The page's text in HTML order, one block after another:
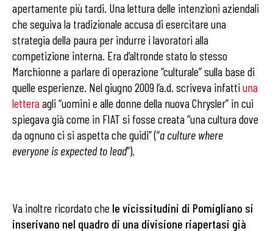
apertamente più tardi. Una lettura delle intenzioni aziendali
che seguiva la tradizionale accusa di esercitare una
strategia della paura per indurre i lavoratori alla
competizione interna. Era d’altronde stato lo stesso
Marchionne a parlare di operazione “culturale” sulla base di
quelle esperienze. Nel giugno 2009 l’a.d. scriveva infattiuna
letteraagli “uomini e alle donne della nuova Chrysler” in cui
spiegava già come in FIAT si fosse creata “una cultura dove
da ognuno ci si aspetta che guidi” (“a culture where
everyone is expected to lead”).
Va inoltre ricordato che le vicissitudini di Pomigliano si
inserivano nel quadro di una divisione riapertasi già